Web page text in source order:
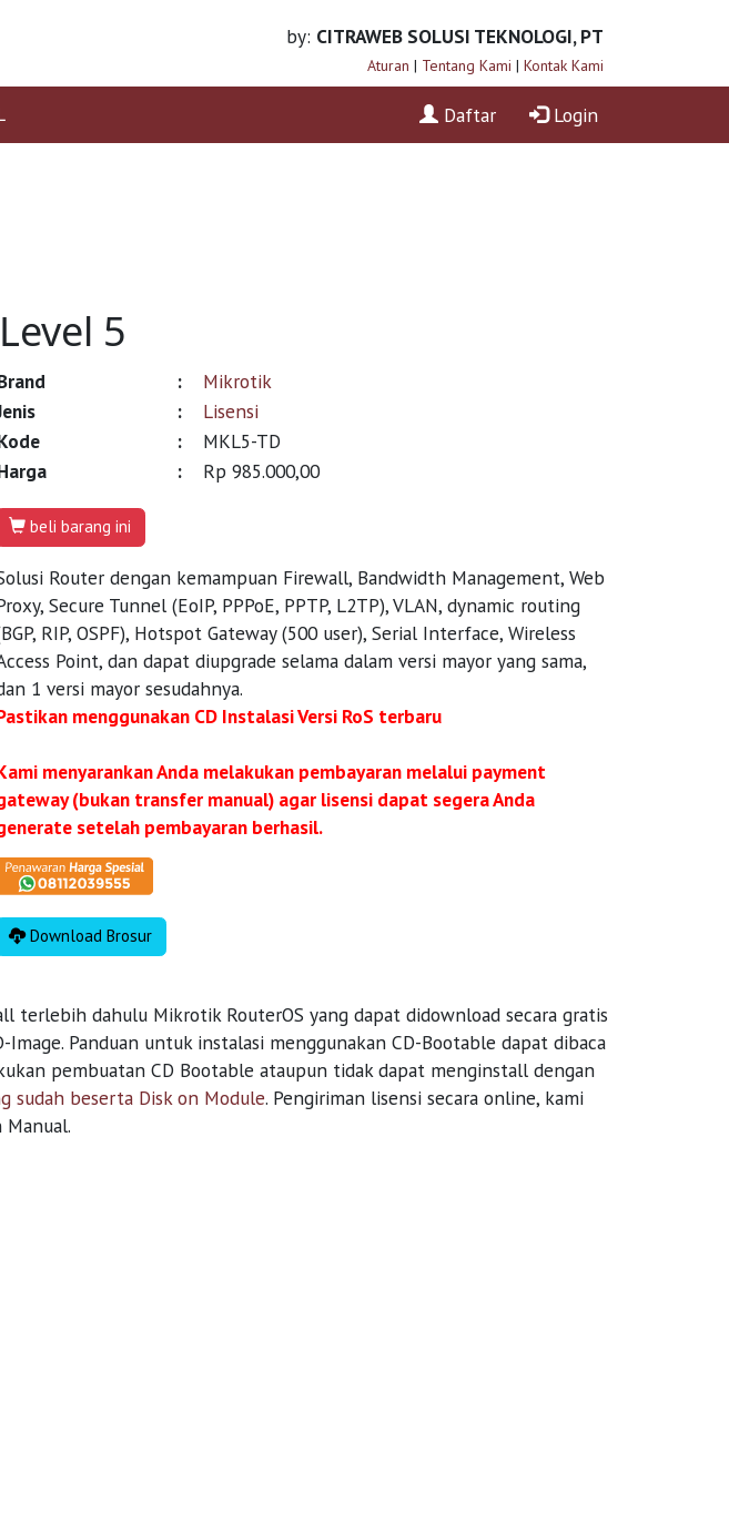
by: CITRAWEB SOLUSI TEKNOLOGI, PT
Aturan | Tentang Kami | Kontak Kami
Daftar Login
5
:
Mikrotik
:
Lisensi
:
MKL5-TD
: Rp 985.000,00
beli barang ini
Router dengan kemampuan Firewall, Bandwidth Management, Web
Secure Tunnel (EoIP, PPPoE, PPTP, L2TP), VLAN, dynamic routing
RIP, OSPF), Hotspot Gateway (500 user), Serial Interface, Wireless
Point, dan dapat diupgrade selama dalam versi mayor yang sama,
1 versi mayor sesudahnya.
menggunakan CD Instalasi Versi RoS terbaru
menyarankan Anda melakukan pembayaran melalui payment
(bukan transfer manual) agar lisensi dapat segera Anda
setelah pembayaran berhasil.
Download Brosur
terlebih dahulu Mikrotik RouterOS yang dapat didownload secara gratis
Image. Panduan untuk instalasi menggunakan CD-Bootable dapat dibaca
pembuatan CD Bootable ataupun tidak dapat menginstall dengan
sudah beserta Disk on Module. Pengiriman lisensi secara online, kami